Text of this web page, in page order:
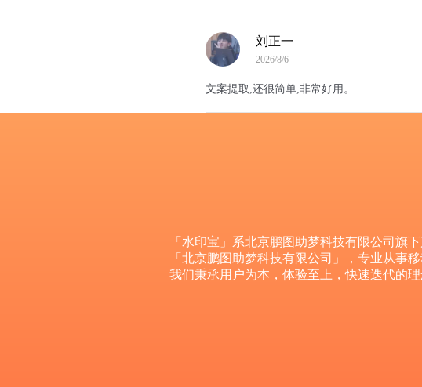
刘正一
2026/8/6
文案提取,还很简单,非常好用。
「水印宝」系北京鹏图助梦科技有限公司旗下
「北京鹏图助梦科技有限公司」，专业从事
我们秉承用户为本，体验至上，快速迭代的